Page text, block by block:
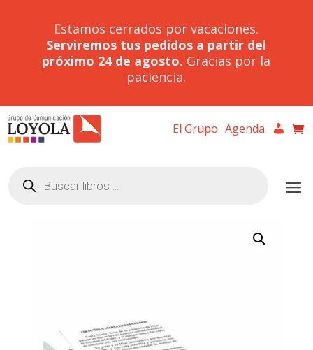
Estamos cerrados por vacaciones.
Serviremos tus pedidos a partir del
próximo 24 de agosto. Gracias por la
paciencia.
El Grupo Agenda
productos